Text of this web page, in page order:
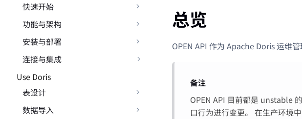
快速开始
功能与架构
安装与部署
连接与集成
Use Doris
表设计
数据导入
总览
OPEN API 作为 Apache Doris 运维
备注
OPEN API 目前都是 unstable
口行为进行变更。 在生产环境